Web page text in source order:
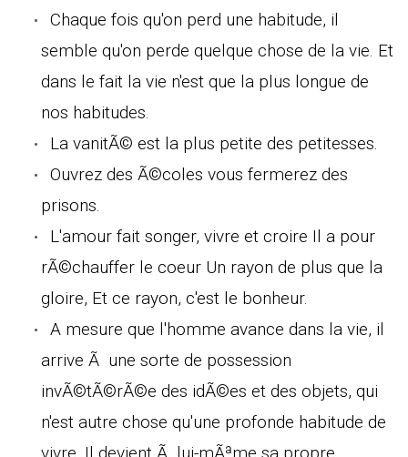
Chaque fois qu'on perd une habitude, il
semble qu'on perde quelque chose de la vie. Et
dans le fait la vie n'est que la plus longue de
nos habitudes.
La vanitÃ© est la plus petite des petitesses.
Ouvrez des Ã©coles vous fermerez des
prisons.
L'amour fait songer, vivre et croire Il a pour
rÃ©chauffer le coeur Un rayon de plus que la
gloire, Et ce rayon, c'est le bonheur.
A mesure que l'homme avance dans la vie, il
arrive Ã une sorte de possession
invÃ©tÃ©rÃ©e des idÃ©es et des objets, qui
n'est autre chose qu'une profonde habitude de
vivre. Il devient Ã lui-mÃªme sa propre